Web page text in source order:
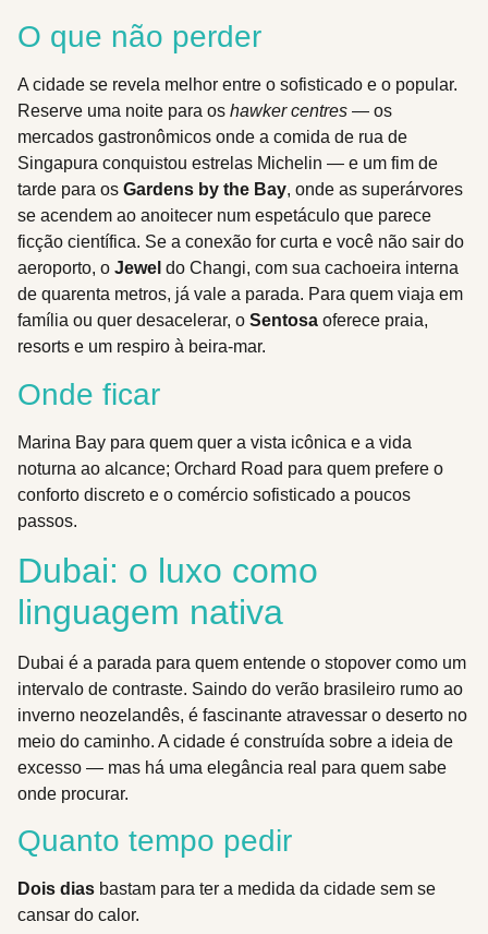
O que não perder
A cidade se revela melhor entre o sofisticado e o popular.
Reserve uma noite para os hawker centres — os
mercados gastronômicos onde a comida de rua de
Singapura conquistou estrelas Michelin — e um fim de
tarde para os Gardens by the Bay, onde as superárvores
se acendem ao anoitecer num espetáculo que parece
ficção científica. Se a conexão for curta e você não sair do
aeroporto, o Jewel do Changi, com sua cachoeira interna
de quarenta metros, já vale a parada. Para quem viaja em
família ou quer desacelerar, o Sentosa oferece praia,
resorts e um respiro à beira-mar.
Onde ficar
Marina Bay para quem quer a vista icônica e a vida
noturna ao alcance; Orchard Road para quem prefere o
conforto discreto e o comércio sofisticado a poucos
passos.
Dubai: o luxo como
linguagem nativa
Dubai é a parada para quem entende o stopover como um
intervalo de contraste. Saindo do verão brasileiro rumo ao
inverno neozelandês, é fascinante atravessar o deserto no
meio do caminho. A cidade é construída sobre a ideia de
excesso — mas há uma elegância real para quem sabe
onde procurar.
Quanto tempo pedir
Dois dias bastam para ter a medida da cidade sem se
cansar do calor.